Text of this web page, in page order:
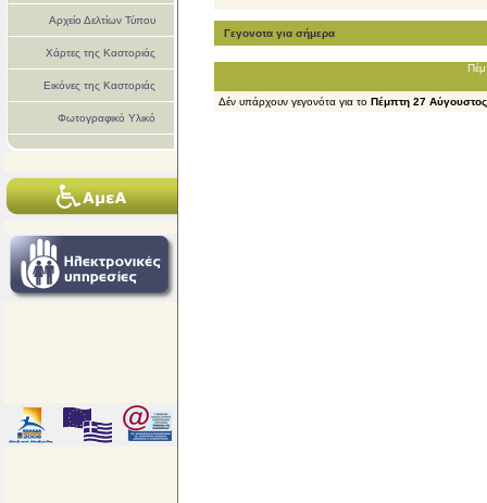
Αρχείο Δελτίων Τύπου
Χάρτες της Καστοριάς
Εικόνες της Καστοριάς
Φωτογραφικό Υλικό
Γεγονοτα για σήμερα
Δέν υπάρχουν γεγονότα για το Πέμπτη 27